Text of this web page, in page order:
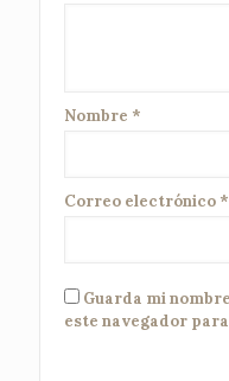
Nombre *
Correo electrónico *
Guarda mi
este navegador